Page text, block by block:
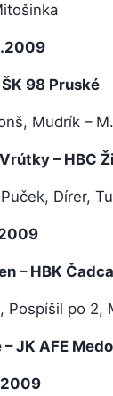
98 Pruské
Mudrík –
– HBC
Dírer,
– HBK Čadca
Pospíšil po
– JK AFE